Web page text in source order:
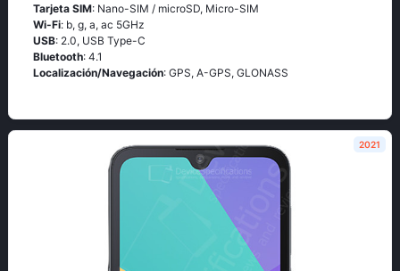
Tarjeta SIM: Nano-SIM / microSD, Micro-SIM
Wi-Fi: b, g, а, ас 5GНz
USB: 2.0, USB Type-C
Bluetooth: 4.1
Localización/Navegación: GРS, А-GРS, GLОΝАSS
2021